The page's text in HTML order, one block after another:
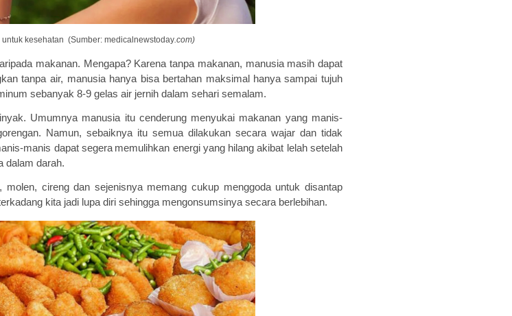
untuk kesehatan (Sumber: medicalnewstoday.com)
makanan. Mengapa? Karena tanpa makanan, manusia masihdapat
tanpa air, manusia hanya bisa bertahan maksimal hanyasampai tujuh
sebanyak 8-9 gelas air jernih dalam sehari semalam.
. Umumnya manusia itu cenderung menyukai makanan yang manis-
Namun, sebaiknya itu semua dilakukan secara wajar dan tidak
-manis dapat segera memulihkan energi yang hilang akibat lelah setelah
dalam darah.
cireng dan sejenisnya memangcukup menggoda untuk disantap
kita jadi lupa diri sehingga mengonsumsinya secara berlebihan.